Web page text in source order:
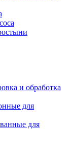
и обработка
для
для